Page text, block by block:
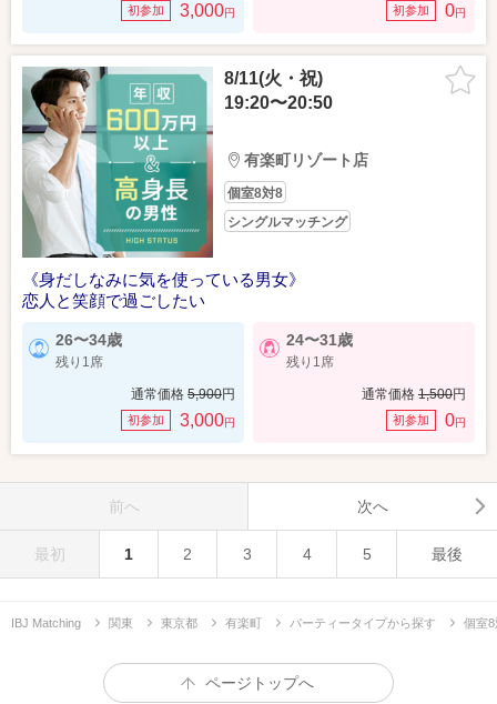
初参加 3,000円 初参加 0円
8/11(火・祝)
19:20〜20:50
有楽町リゾート店
個室8対8
シングルマッチング
《身だしなみに気を使っている男女》
恋人と笑顔で過ごしたい
26〜34歳
残り1席
通常価格 5,900円
初参加 3,000円
24〜31歳
残り1席
通常価格 1,500円
初参加 0円
前へ 次へ
最初 1 2 3 4 5 最後
IBJ Matching 関東 東京都 有楽町 パーティータイプから探す 個室
ページトップへ